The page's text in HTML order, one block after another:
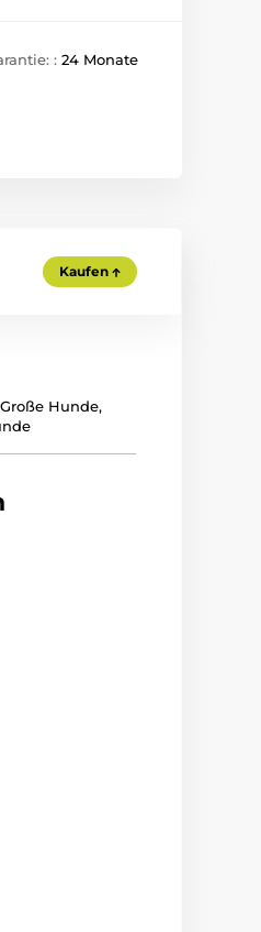
: 24 Monate
Kaufen
Große Hunde,